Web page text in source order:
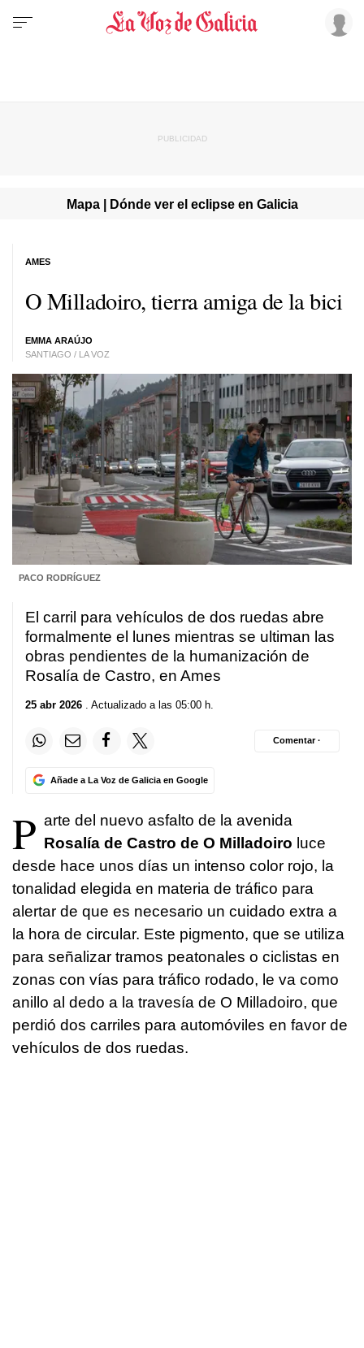
Mapa | Dónde ver el eclipse en Galicia
O Milladoiro, tierra amiga de la bici
EMMA ARAÚJO
SANTIAGO / LA VOZ
AMES
PACO RODRÍGUEZ
El carril para vehículos de dos ruedas abre
formalmente el lunes mientras se ultiman las
obras pendientes de la humanización de
Rosalía de Castro, en Ames
25 abr 2026 . Actualizado a las 05:00 h.
Añade a La Voz de Galicia en Google
Comentar ·
P arte del nuevo asfalto de la avenida
Rosalía de Castro de O Milladoiro luce
desde hace unos días un intenso color rojo, la
tonalidad elegida en materia de tráfico para
alertar de que es necesario un cuidado extra a
la hora de circular. Este pigmento, que se utiliza
para señalizar tramos peatonales o ciclistas en
zonas con vías para tráfico rodado, le va como
anillo al dedo a la travesía de O Milladoiro, que
perdió dos carriles para automóviles en favor de
vehículos de dos ruedas.